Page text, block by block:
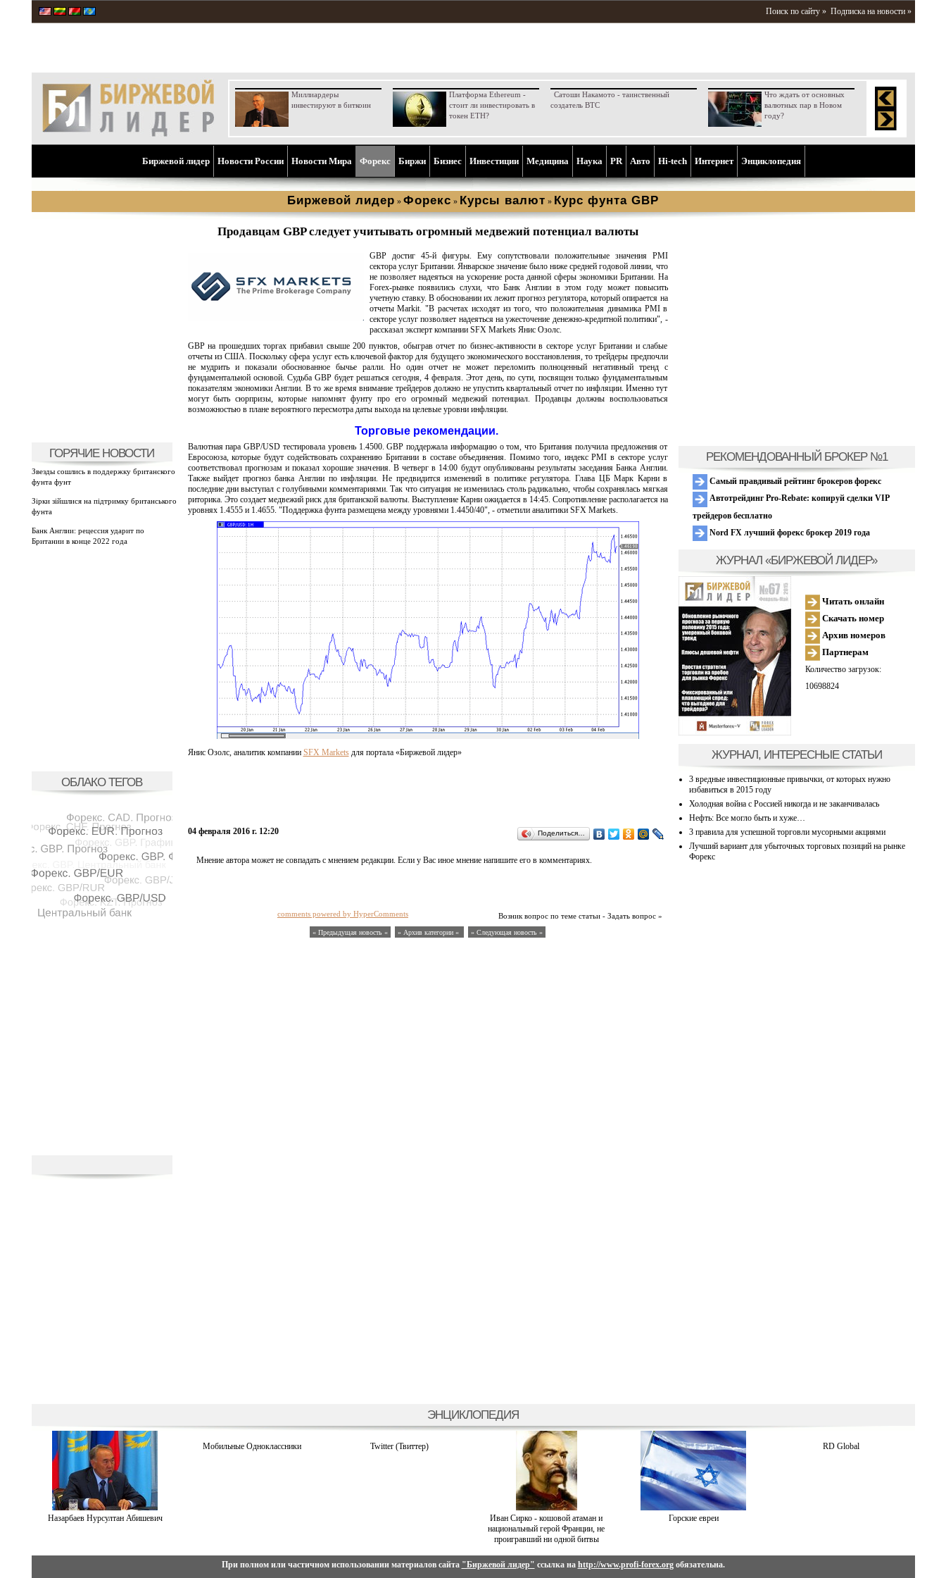
Поиск по сайту » Подписка на новости »
Миллиардеры
инвестируют в биткоин
Платформа Ethereum -
стоит ли инвестировать в
токен ETH?
Сатоши Накамото - таинственный
создатель BTC
Что ждать от основных
валютных пар в Новом
году?
Биржевой лидер Новости России Новости Мира Форекс Биржи Бизнес Инвестиции Медицина Наука PR Aвто Hi-tech Интернет Энциклопедия
Биржевой лидер » Форекс » Курсы валют » Курс фунта GBP
ГОРЯЧИЕ НОВОСТИ
Звезды сошлись в поддержку британского
фунта фунт
Зірки зійшлися на підтримку британського
фунта
Банк Англии: рецессия ударит по
Британии в конце 2022 года
ОБЛАКО ТЕГОВ
Продавцам GBP следует учитывать огромный медвежий потенциал валюты
GBP достиг 45-й фигуры. Ему сопутствовали положительные значения PMI
сектора услуг Британии. Январское значение было ниже средней годовой линии, что
не позволяет надеяться на ускорение роста данной сферы экономики Британии. На
Forex-рынке появились слухи, что Банк Англии в этом году может повысить
учетную ставку. В обосновании их лежит прогноз регулятора, который опирается на
отчеты Markit. "В расчетах исходят из того, что положительная динамика PMI в
секторе услуг позволяет надеяться на ужесточение денежно-кредитной политики", -
рассказал эксперт компании SFX Markets Янис Озолс.
GBP на прошедших торгах прибавил свыше 200 пунктов, обыграв отчет по бизнес-активности в секторе услуг Британии и слабые
отчеты из США. Поскольку сфера услуг есть ключевой фактор для будущего экономического восстановления, то трейдеры предпочли
не мудрить и показали обоснованное бычье ралли. Но один отчет не может переломить полноценный негативный тренд с
фундаментальной основой. Судьба GBP будет решаться сегодня, 4 февраля. Этот день, по сути, посвящен только фундаментальным
показателям экономики Англии. В то же время внимание трейдеров должно не упустить квартальный отчет по инфляции. Именно тут
могут быть сюрпризы, которые напомнят фунту про его огромный медвежий потенциал. Продавцы должны воспользоваться
возможностью в плане вероятного пересмотра даты выхода на целевые уровни инфляции.
Торговые рекомендации.
Валютная пара GBP/USD тестировала уровень 1.4500. GBP поддержала информацию о том, что Британия получила предложения от
Евросоюза, которые будут содействовать сохранению Британии в составе объединения. Помимо того, индекс PMI в секторе услуг
соответствовал прогнозам и показал хорошие значения. В четверг в 14:00 будут опубликованы результаты заседания Банка Англии.
Также выйдет прогноз банка Англии по инфляции. Не предвидится изменений в политике регулятора. Глава ЦБ Марк Карни в
последние дни выступал с голубиными комментариями. Так что ситуация не изменилась столь радикально, чтобы сохранялась мягкая
риторика. Это создает медвежий риск для британской валюты. Выступление Карни ожидается в 14:45. Сопротивление располагается на
уровнях 1.4555 и 1.4655. "Поддержка фунта размещена между уровнями 1.4450/40", - отметили аналитики SFX Markets.
Янис Озолс, аналитик компании SFX Marketsдля портала «Биржевой лидер»
04 февраля 2016 г. 12:20 Поделиться…
Мнение автора может не совпадать с мнением редакции. Если у Вас иное мнение напишите его в комментариях.
Возник вопрос по теме статьи - Задать вопрос »
comments powered by HyperComments
« Предыдущая новость « » Архив категории « » Следующая новость »
РЕКОМЕНДОВАННЫЙ БРОКЕР №1
Самый правдивый рейтинг брокеров форекс
Автотрейдинг Pro-Rebate: копируй сделки VIP
трейдеров бесплатно
Nord FX лучший форекс брокер 2019 года
ЖУРНАЛ «БИРЖЕВОЙ ЛИДЕР»
Читать онлайн
Скачать номер
Архив номеров
Партнерам
Количество загрузок:
10698824
ЖУРНАЛ, ИНТЕРЕСНЫЕ СТАТЬИ
3 вредные инвестиционные привычки, от которых нужно
избавиться в 2015 году
Холодная война с Россией никогда и не заканчивалась
Нефть: Все могло быть и хуже…
3 правила для успешной торговли мусорными акциями
Лучший вариант для убыточных торговых позиций на рынке
Форекс
ЭНЦИКЛОПЕДИЯ
Назарбаев Нурсултан Абишевич
Мобильные Одноклассники Twitter (Твиттер)
Иван Сирко - кошовой атаман и
национальный герой Франции, не
проигравший ни одной битвы
Горские евреи
RD Global
При полном или частичном использовании материалов сайта "Биржевой лидер" ссылка на http://www.profi-forex.orgобязательна.